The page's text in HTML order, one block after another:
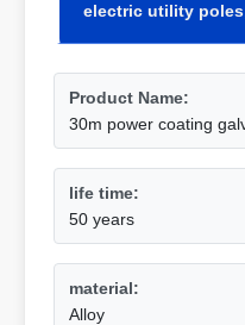
electric utility poles
Product Name:
30m power coating
life time:
50 years
material:
Alloy